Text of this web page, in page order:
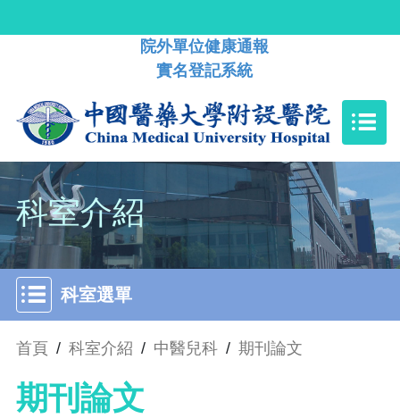
院外單位健康通報
實名登記系統
科室介紹
科室選單
首頁 / 科室介紹 / 中醫兒科 / 期刊論文
期刊論文